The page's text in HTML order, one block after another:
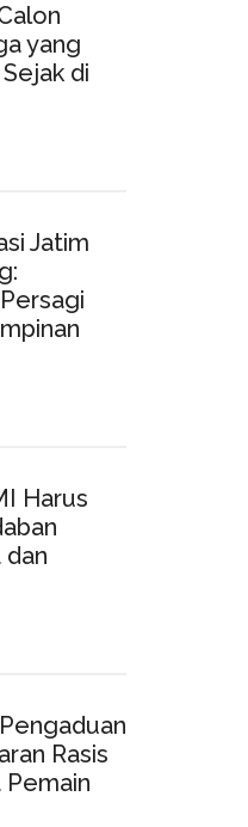
yang
di
Jatim
Harus
dan
Rasis